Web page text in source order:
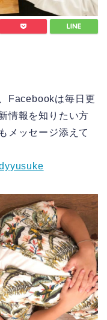
Facebookは毎日更
情報を知りたい方
メッセージ添えて